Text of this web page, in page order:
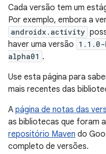
Cada versão tem um
Por exemplo, embora a
androidx.activity
haver uma versão 1.1.0-
alpha01 .
Use esta página para
mais recentes das
A página de notas das
as bibliotecas que foram
repositório Maven do
completo de versões.